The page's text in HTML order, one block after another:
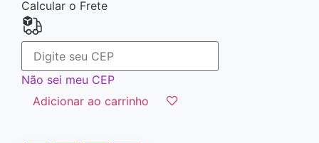
Calcular o Frete
Não sei meu CEP
Adicionar ao carrinho